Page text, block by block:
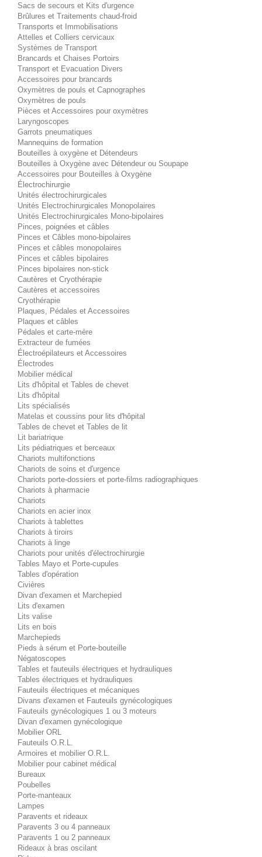
Sacs de secours et Kits d'urgence
Brûlures et Traitements chaud-froid
Transports et Immobilisations
Attelles et Colliers cervicaux
Systèmes de Transport
Brancards et Chaises Portoirs
Transport et Evacuation Divers
Accessoires pour brancards
Oxymètres de pouls et Capnographes
Oxymètres de pouls
Pièces et Accessoires pour oxymètres
Laryngoscopes
Garrots pneumatiques
Mannequins de formation
Bouteilles à oxygène et Détendeurs
Bouteilles à Oxygène avec Détendeur ou Soupape
Accessoires pour Bouteilles à Oxygène
Électrochirurgie
Unités électrochirurgicales
Unités Electrochirurgicales Monopolaires
Unités Electrochirurgicales Mono-bipolaires
Pinces, poignées et câbles
Pinces et Câbles mono-bipolaires
Pinces et câbles monopolaires
Pinces et câbles bipolaires
Pinces bipolaires non-stick
Cautères et Cryothérapie
Cautères et accessoires
Cryothérapie
Plaques, Pédales et Accessoires
Plaques et câbles
Pédales et carte-mère
Extracteur de fumées
Électroépilateurs et Accessoires
Électrodes
Mobilier médical
Lits d'hôpital et Tables de chevet
Lits d'hôpital
Lits spécialisés
Matelas et coussins pour lits d'hôpital
Tables de chevet et Tables de lit
Lit bariatrique
Lits pédiatriques et berceaux
Chariots multifonctions
Chariots de soins et d'urgence
Chariots porte-dossiers et porte-films radiographiques
Chariots à pharmacie
Chariots
Chariots en acier inox
Chariots à tablettes
Chariots à tiroirs
Chariots à linge
Chariots pour unités d'électrochirurgie
Tables Mayo et Porte-cupules
Tables d'opération
Civières
Divan d'examen et Marchepied
Lits d'examen
Lits valise
Lits en bois
Marchepieds
Pieds à sérum et Porte-bouteille
Négatoscopes
Tables et fauteuils électriques et hydrauliques
Tables électriques et hydrauliques
Fauteuils électriques et mécaniques
Divans d'examen et Fauteuils gynécologiques
Fauteuils gynécologiques 1 ou 3 moteurs
Divan d'examen gynécologique
Mobilier ORL
Fauteuils O.R.L.
Armoires et mobilier O.R.L.
Mobilier pour cabinet médical
Bureaux
Poubelles
Porte-manteaux
Lampes
Paravents et rideaux
Paravents 3 ou 4 panneaux
Paravents 1 ou 2 panneaux
Rideaux à bras oscilant